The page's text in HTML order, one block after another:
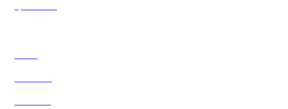
Spare Part
Home
About Us
Products